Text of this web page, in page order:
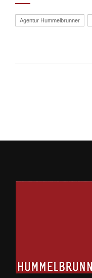
Agentur Hummelbrunner